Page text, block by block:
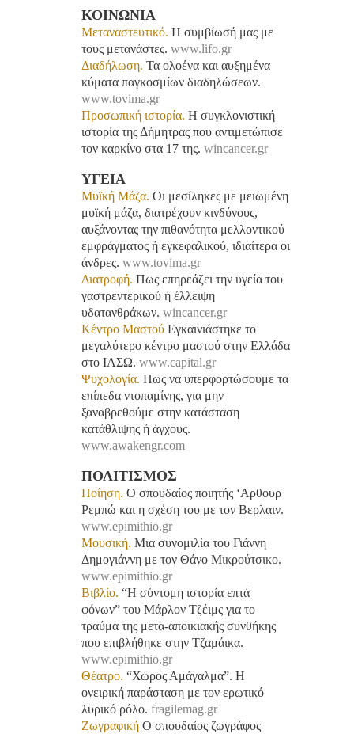
ΚΟΙΝΩΝΙΑ
Μεταναστευτικό. Η συμβίωσή μας με
τους μετανάστες. www.lifo.gr
Διαδήλωση. Τα ολοένα και αυξημένα
κύματα παγκοσμίων διαδηλώσεων.
www.tovima.gr
Προσωπική ιστορία. H συγκλονιστική
ιστορία της Δήμητρας που αντιμετώπισε
τον καρκίνο στα 17 της. wincancer.gr
ΥΓΕΙΑ
Μυϊκή Μάζα. Οι μεσίληκες με μειωμένη
μυϊκή μάζα, διατρέχουν κινδύνους,
αυξάνοντας την πιθανότητα μελλοντικού
εμφράγματος ή εγκεφαλικού, ιδιαίτερα οι
άνδρες. www.tovima.gr
Διατροφή. Πως επηρεάζει την υγεία του
γαστρεντερικού ή έλλειψη
υδατανθράκων. wincancer.gr
Κέντρο Μαστού Εγκαινιάστηκε το
μεγαλύτερο κέντρο μαστού στην Ελλάδα
στο ΙΑΣΩ. www.capital.gr
Ψυχολογία. Πως να υπερφορτώσουμε τα
επίπεδα ντοπαμίνης, για μην
ξαναβρεθούμε στην κατάσταση
κατάθλιψης ή άγχους.
www.awakengr.com
ΠΟΛΙΤΙΣΜΟΣ
Ποίηση. O σπουδαίος ποιητής ‘Αρθουρ
Ρεμπώ και η σχέση του με τον Βερλαιν.
www.epimithio.gr
Μουσική. Μια συνομιλία του Γιάννη
Δημογιάννη με τον Θάνο Μικρούτσικο.
www.epimithio.gr
Βιβλίο. “Η σύντομη ιστορία επτά
φόνων” του Μάρλον Τζέιμς για το
τραύμα της μετα-αποικιακής συνθήκης
που επιβλήθηκε στην Τζαμάικα.
www.epimithio.gr
Θέατρο. “Χώρος Αμάγαλμα”. Η
ονειρική παράσταση με τον ερωτικό
λυρικό ρόλο. fragilemag.gr
Ζωγραφική Ο σπουδαίος ζωγράφος